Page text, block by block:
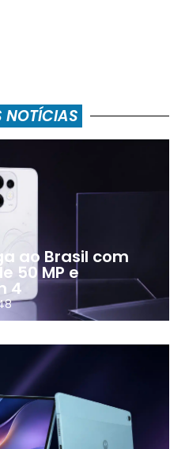
NOTÍCIAS
ao Brasil com
50 MP e
4